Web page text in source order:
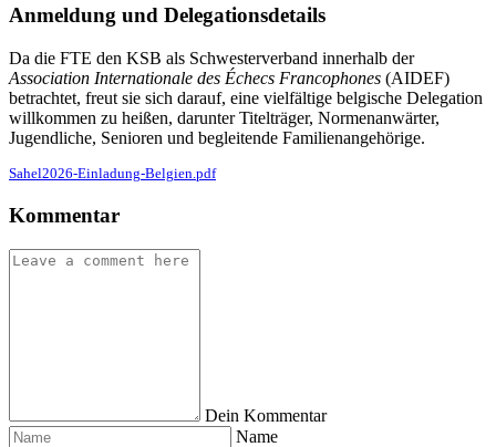
Anmeldung und Delegationsdetails
Da die FTE den KSB als Schwesterverband innerhalb der
Association Internationale des Échecs Francophones (AIDEF)
betrachtet, freut sie sich darauf, eine vielfältige belgische Delegation
willkommen zu heißen, darunter Titelträger, Normenanwärter,
Jugendliche, Senioren und begleitende Familienangehörige.
Sahel2026-Einladung-Belgien.pdf
Kommentar
Dein Kommentar
Name